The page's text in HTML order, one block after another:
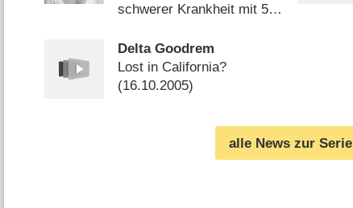
schwerer Krankheit mit 53
Delta Goodrem
Lost in California?
(16.10.2005)
alle News zur Serie